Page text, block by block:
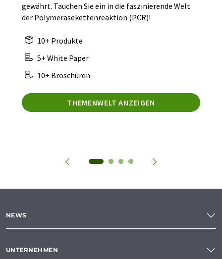
gewährt. Tauchen Sie ein in die faszinierende Welt
der Polymerasekettenreaktion (PCR)!
10+ Produkte
5+ White Paper
10+ Broschüren
THEMENWELT ANZEIGEN
NEWS
UNTERNEHMEN